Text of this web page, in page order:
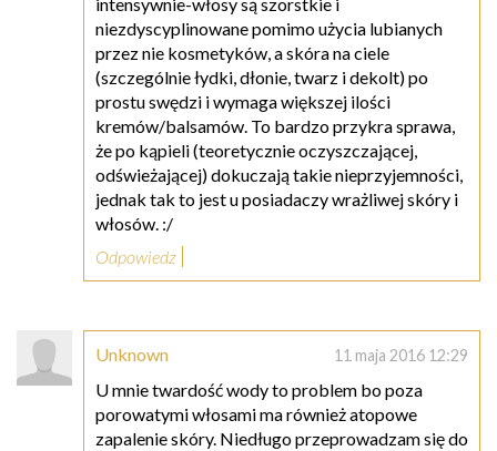
niezdyscyplinowane pomimo użycia lubianych
przez nie kosmetyków, a skóra na ciele
(szczególnie łydki, dłonie, twarz i dekolt) po
prostu swędzi i wymaga większej ilości
kremów/balsamów. To bardzo przykra sprawa,
że po kąpieli (teoretycznie oczyszczającej,
odświeżającej) dokuczają takie nieprzyjemności,
jednak tak to jest u posiadaczy wrażliwej skóry i
włosów. :/
Odpowiedz
Unknown 11 maja 2016 12:29
U mnie twardość wody to problem bo poza
porowatymi włosami ma również atopowe
zapalenie skóry. Niedługo przeprowadzam się do